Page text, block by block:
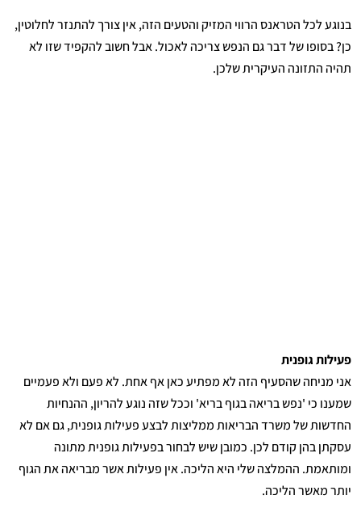
בנוגע לכל הטראנס הרווי המזיק והטעים הזה, אין צורך להתנזר לחלוטין,
כן? בסופו של דבר גם הנפש צריכה לאכול. אבל חשוב להקפיד שזו לא
תהיה התזונה העיקרית שלכן.
פעילות גופנית
אני מניחה שהסעיף הזה לא מפתיע כאן אף אחת. לא פעם ולא פעמיים
שמענו כי 'נפש בריאה בגוף בריא' וככל שזה נוגע להריון, ההנחיות
החדשות של משרד הבריאות ממליצות לבצע פעילות גופנית, גם אם לא
עסקתן בהן קודם לכן. כמובן שיש לבחור בפעילות גופנית מתונה
ומותאמת. ההמלצה שלי היא הליכה. אין פעילות אשר מבריאה את הגוף
יותר מאשר הליכה.